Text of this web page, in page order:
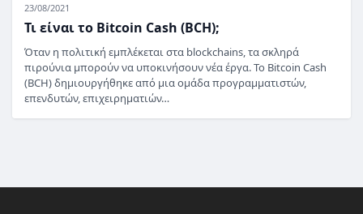
23/08/2021
Τι είναι το Bitcoin Cash (BCH);
Όταν η πολιτική εμπλέκεται στα blockchains, τα σκληρά
πιρούνια μπορούν να υποκινήσουν νέα έργα. Το Bitcoin Cash
(BCH) δημιουργήθηκε από μια ομάδα προγραμματιστών,
επενδυτών, επιχειρηματιών…